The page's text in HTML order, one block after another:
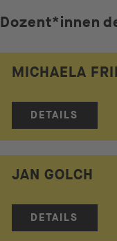
Dozent*innen
MICHAELA
DETAILS
JAN GOLCH
DETAILS